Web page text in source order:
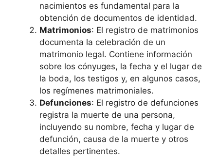
nacimientos es fundamental para la
obtención de documentos de identidad.
Matrimonios: El registro de matrimonios
documenta la celebración de un
matrimonio legal. Contiene información
sobre los cónyuges, la fecha y el lugar de
la boda, los testigos y, en algunos casos,
los regímenes matrimoniales.
Defunciones: El registro de defunciones
registra la muerte de una persona,
incluyendo su nombre, fecha y lugar de
defunción, causa de la muerte y otros
detalles pertinentes.